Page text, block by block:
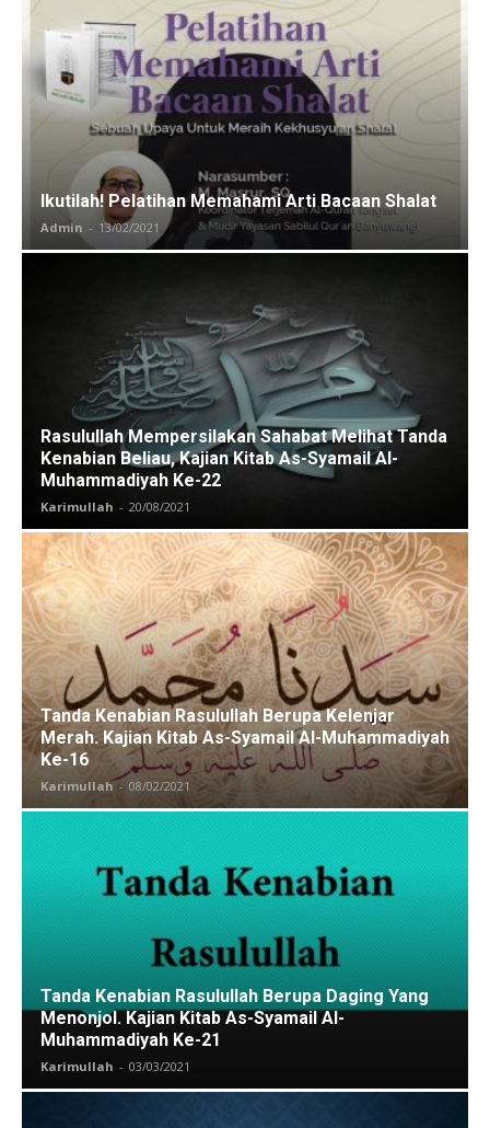
Ikutilah! Pelatihan Memahami Arti Bacaan Shalat
Admin - 13/02/2021
Rasulullah Mempersilakan Sahabat Melihat Tanda
Kenabian Beliau, Kajian Kitab As-Syamail Al-
Muhammadiyah Ke-22
Karimullah - 20/08/2021
Tanda Kenabian Rasulullah Berupa Kelenjar
Merah. Kajian Kitab As-Syamail Al-Muhammadiyah
Ke-16
Karimullah - 08/02/2021
Tanda Kenabian Rasulullah Berupa Daging Yang
Menonjol. Kajian Kitab As-Syamail Al-
Muhammadiyah Ke-21
Karimullah - 03/03/2021